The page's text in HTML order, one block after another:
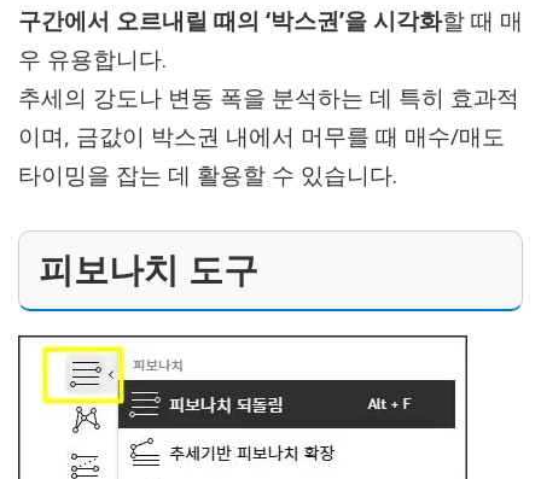
구간에서 오르내릴 때의 ‘박스권’을 시각화할 때 매
우 유용합니다.
추세의 강도나 변동 폭을 분석하는 데 특히 효과적
이며, 금값이 박스권 내에서 머무를 때 매수/매도
타이밍을 잡는 데 활용할 수 있습니다.
피보나치 도구